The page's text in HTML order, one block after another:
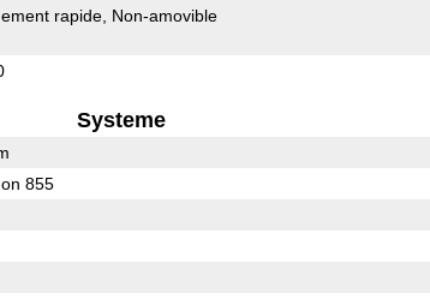
rapide Non-amovible
Systeme
855